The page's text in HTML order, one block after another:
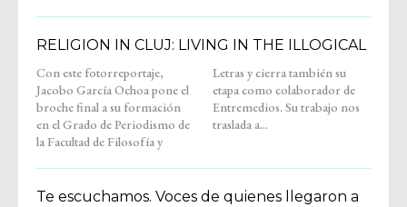
RELIGION IN CLUJ: LIVING IN THE ILLOGICAL
Con este fotorreportaje,
Jacobo García Ochoa pone el
broche final a su formación
en el Grado de Periodismo de
la Facultad de Filosofía y
Letras y cierra también su
etapa como colaborador de
Entremedios. Su trabajo nos
traslada a...
Te escuchamos. Voces de quienes llegaron a